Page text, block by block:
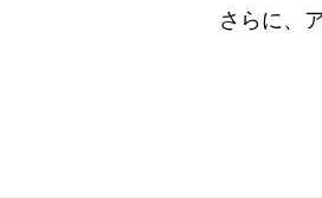
さらに、